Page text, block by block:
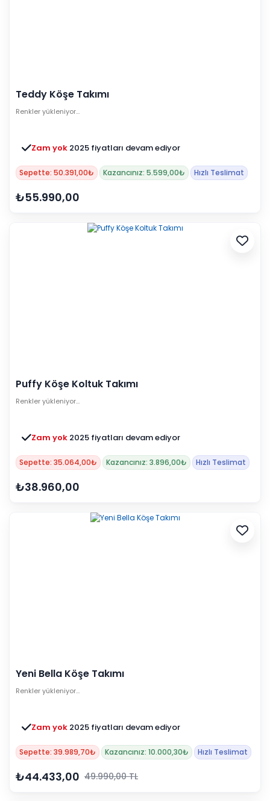
Teddy Köşe Takımı
Renkler yükleniyor…
Zam yok 2025 fiyatları devam ediyor
Sepette: 50.391,00₺ Kazancınız: 5.599,00₺ Hızlı Teslimat
₺55.990,00
Puffy Köşe Koltuk Takımı
Renkler yükleniyor…
Zam yok 2025 fiyatları devam ediyor
Sepette: 35.064,00₺ Kazancınız: 3.896,00₺ Hızlı Teslimat
₺38.960,00
Yeni Bella Köşe Takımı
Renkler yükleniyor…
Zam yok 2025 fiyatları devam ediyor
Sepette: 39.989,70₺ Kazancınız: 10.000,30₺ Hızlı Teslimat
₺44.433,00 49.990,00 TL